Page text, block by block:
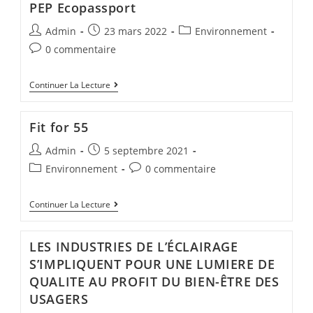
PEP Ecopassport
Admin 23 mars 2022
Environnement
0 commentaire
Continuer La Lecture
Fit for 55
Admin
5 septembre 2021
Environnement
0 commentaire
Continuer La Lecture
LES INDUSTRIES DE L’ÉCLAIRAGE
S’IMPLIQUENT POUR UNE LUMIERE DE
QUALITE AU PROFIT DU BIEN-ÊTRE DES
USAGERS